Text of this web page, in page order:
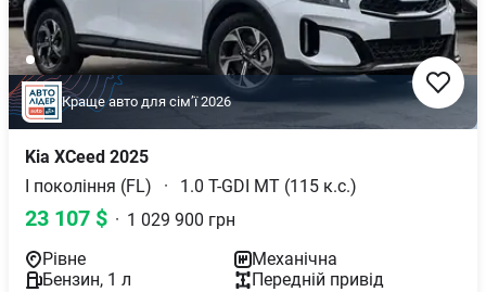
Краще авто для сімʼї 2026
Kia XCeed 2025
І покоління (FL)
· 1.0 T-GDI MT (115 к.с.)
23 107 $ · 1 029 900 грн
Рівне
Механічна
Бензин, 1 л Передній привід